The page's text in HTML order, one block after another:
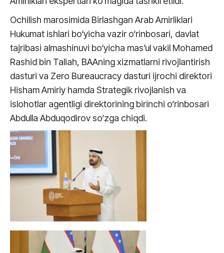
Ochilish marosimida Birlashgan Arab Amirliklari
Hukumat ishlari bo‘yicha vazir o‘rinbosari, davlat
tajribasi almashinuvi bo‘yicha mas’ul vakil Mohamed
Rashid bin Taliah, BAAning xizmatlarni rivojlantirish
dasturi va Zero Bureaucracy dasturi ijrochi direktori
Hisham Amiriy hamda Strategik rivojlanish va
islohotlar agentligi direktorining birinchi o‘rinbosari
Abdulla Abduqodirov so‘zga chiqdi.